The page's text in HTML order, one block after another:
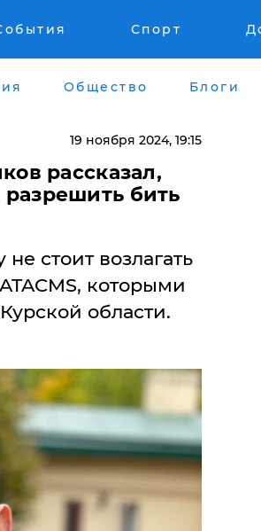
Спорт
Общество Блоги
19 ноября 2024, 19:15
рассказал,
бить
стоит возлагать
которыми
области.